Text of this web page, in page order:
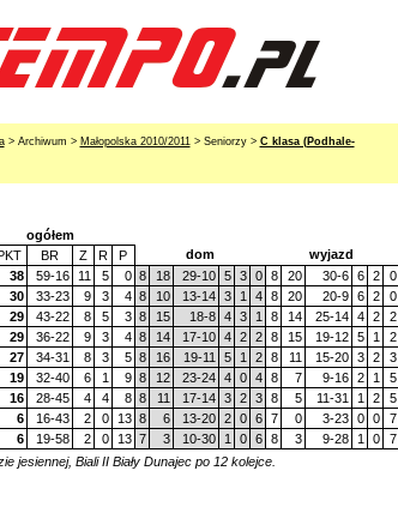
> Archiwum > Małopolska 2010/2011> Seniorzy > C klasa (Podhale-
ogółem
BR Z R P dom
wyjazd
38 59-16 11 5 0 8 18 29-10 5 3 0 8 20 30-6 6 2
0
30 33-23 9 3 4 8 10 13-14 3 1 4 8 20 20-9 6 2
0
29 43-22 8 5 3 8 15 18-8 4 3 1 8 14 25-14 4 2
2
29 36-22 9 3 4 8 14 17-10 4 2 2 8 15 19-12 5 1
2
27 34-31 8 3 5 8 16 19-11 5 1 2 8 11 15-20 3 2
3
19 32-40 6 1 9 8 12 23-24 4 0 4 8 7 9-16 2 1
5
16 28-45 4 4 8 8 11 17-14 3 2 3 8 5 11-31 1 2
5
6 16-43 2 0 13 8 6 13-20 2 0 6 7 0 3-23 0 0
7
6 19-58 2 0 13 7 3 10-30 1 0 6 8 3 9-28 1 0
7
jesiennej, Biali II Biały Dunajec po 12 kolejce.